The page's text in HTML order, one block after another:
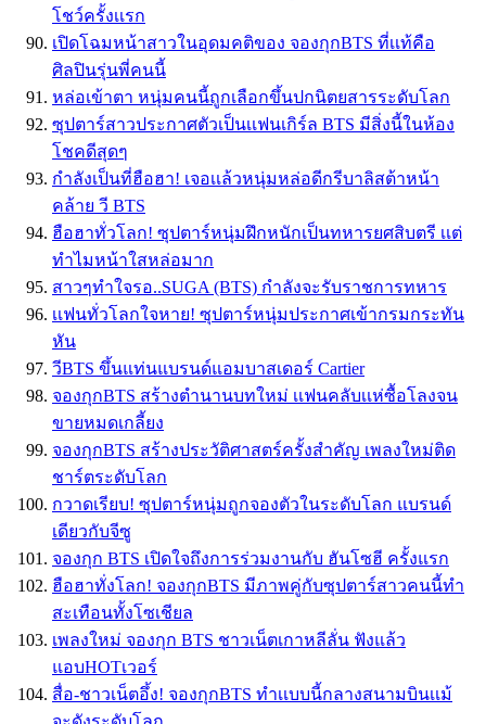
โชว์ครั้งเเรก
เปิดโฉมหน้าสาวในอุดมคติของ จองกุกBTS ที่เเท้คือ
ศิลปินรุ่นพี่คนนี้
หล่อเข้าตา หนุ่มคนนี้ถูกเลือกขึ้นปกนิตยสารระดับโลก
ซุปตาร์สาวประกาศตัวเป็นเเฟนเกิร์ล BTS มีสิ่งนี้ในห้อง
โชคดีสุดๆ
กำลังเป็นที่ฮือฮา! เจอเเล้วหนุ่มหล่อดีกรีบาลิสต้าหน้า
คล้าย วี BTS
ฮือฮาทั่วโลก! ซุปตาร์หนุ่มฝึกหนักเป็นทหารยศสิบตรี เเต่
ทำไมหน้าใสหล่อมาก
สาวๆทำใจรอ..SUGA (BTS) กำลังจะรับราชการทหาร
เเฟนทั่วโลกใจหาย! ซุปตาร์หนุ่มประกาศเข้ากรมกระทัน
หัน
วีBTS ขึ้นแท่นแบรนด์แอมบาสเดอร์ Cartier
จองกุกBTS สร้างตำนานบทใหม่ เเฟนคลับเเห่ซื้อโลงจน
ขายหมดเกลี้ยง
จองกุกBTS สร้างประวัติศาสตร์ครั้งสำคัญ เพลงใหม่ติด
ชาร์ตระดับโลก
กวาดเรียบ! ซุปตาร์หนุ่มถูกจองตัวในระดับโลก แบรนด์
เดียวกับจีซู
จองกุก BTS เปิดใจถึงการร่วมงานกับ ฮันโซฮี ครั้งแรก
ฮือฮาทั่งโลก! จองกุกBTS มีภาพคู่กับซุปตาร์สาวคนนี้ทำ
สะเทือนทั้งโซเชียล
เพลงใหม่ จองกุก BTS ชาวเน็ตเกาหลีลั่น ฟังแล้ว
แอบHOTเวอร์
สื่อ-ชาวเน็ตอึ้ง! จองกุกBTS ทำเเบบนี้กลางสนามบินเเม้